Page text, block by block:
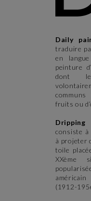
Daily
traduire
en
peinture
dont
fruits ou
consiste à
à projeter
toile
XXème
(1912-